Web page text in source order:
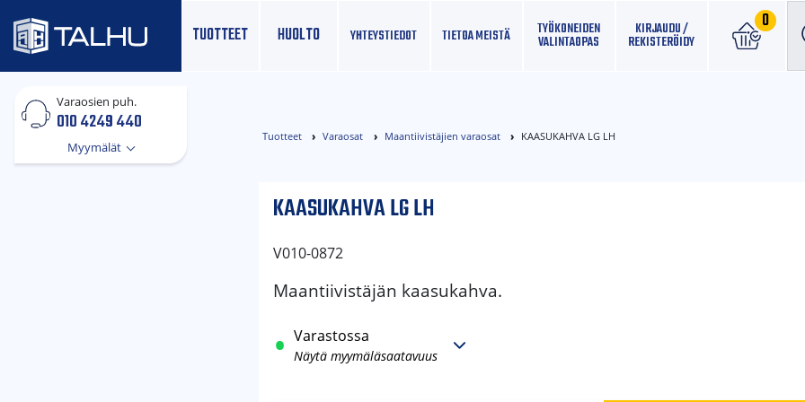
TUOTTEET HUOLTO
0
YHTEYS­TIEDOT TIETOA MEISTÄ TYÖKONEIDEN
VALINTAOPAS
KIRJAUDU /
REKISTERÖIDY
Varaosien puh.
010 4249 440
Myymälät
Tuotteet Varaosat Maantiivistäjien varaosat KAASUKAHVA LG LH
KAASUKAHVA LG LH
V010-0872
Maantiivistäjän kaasukahva.
Varastossa
Näytä myymäläsaatavuus